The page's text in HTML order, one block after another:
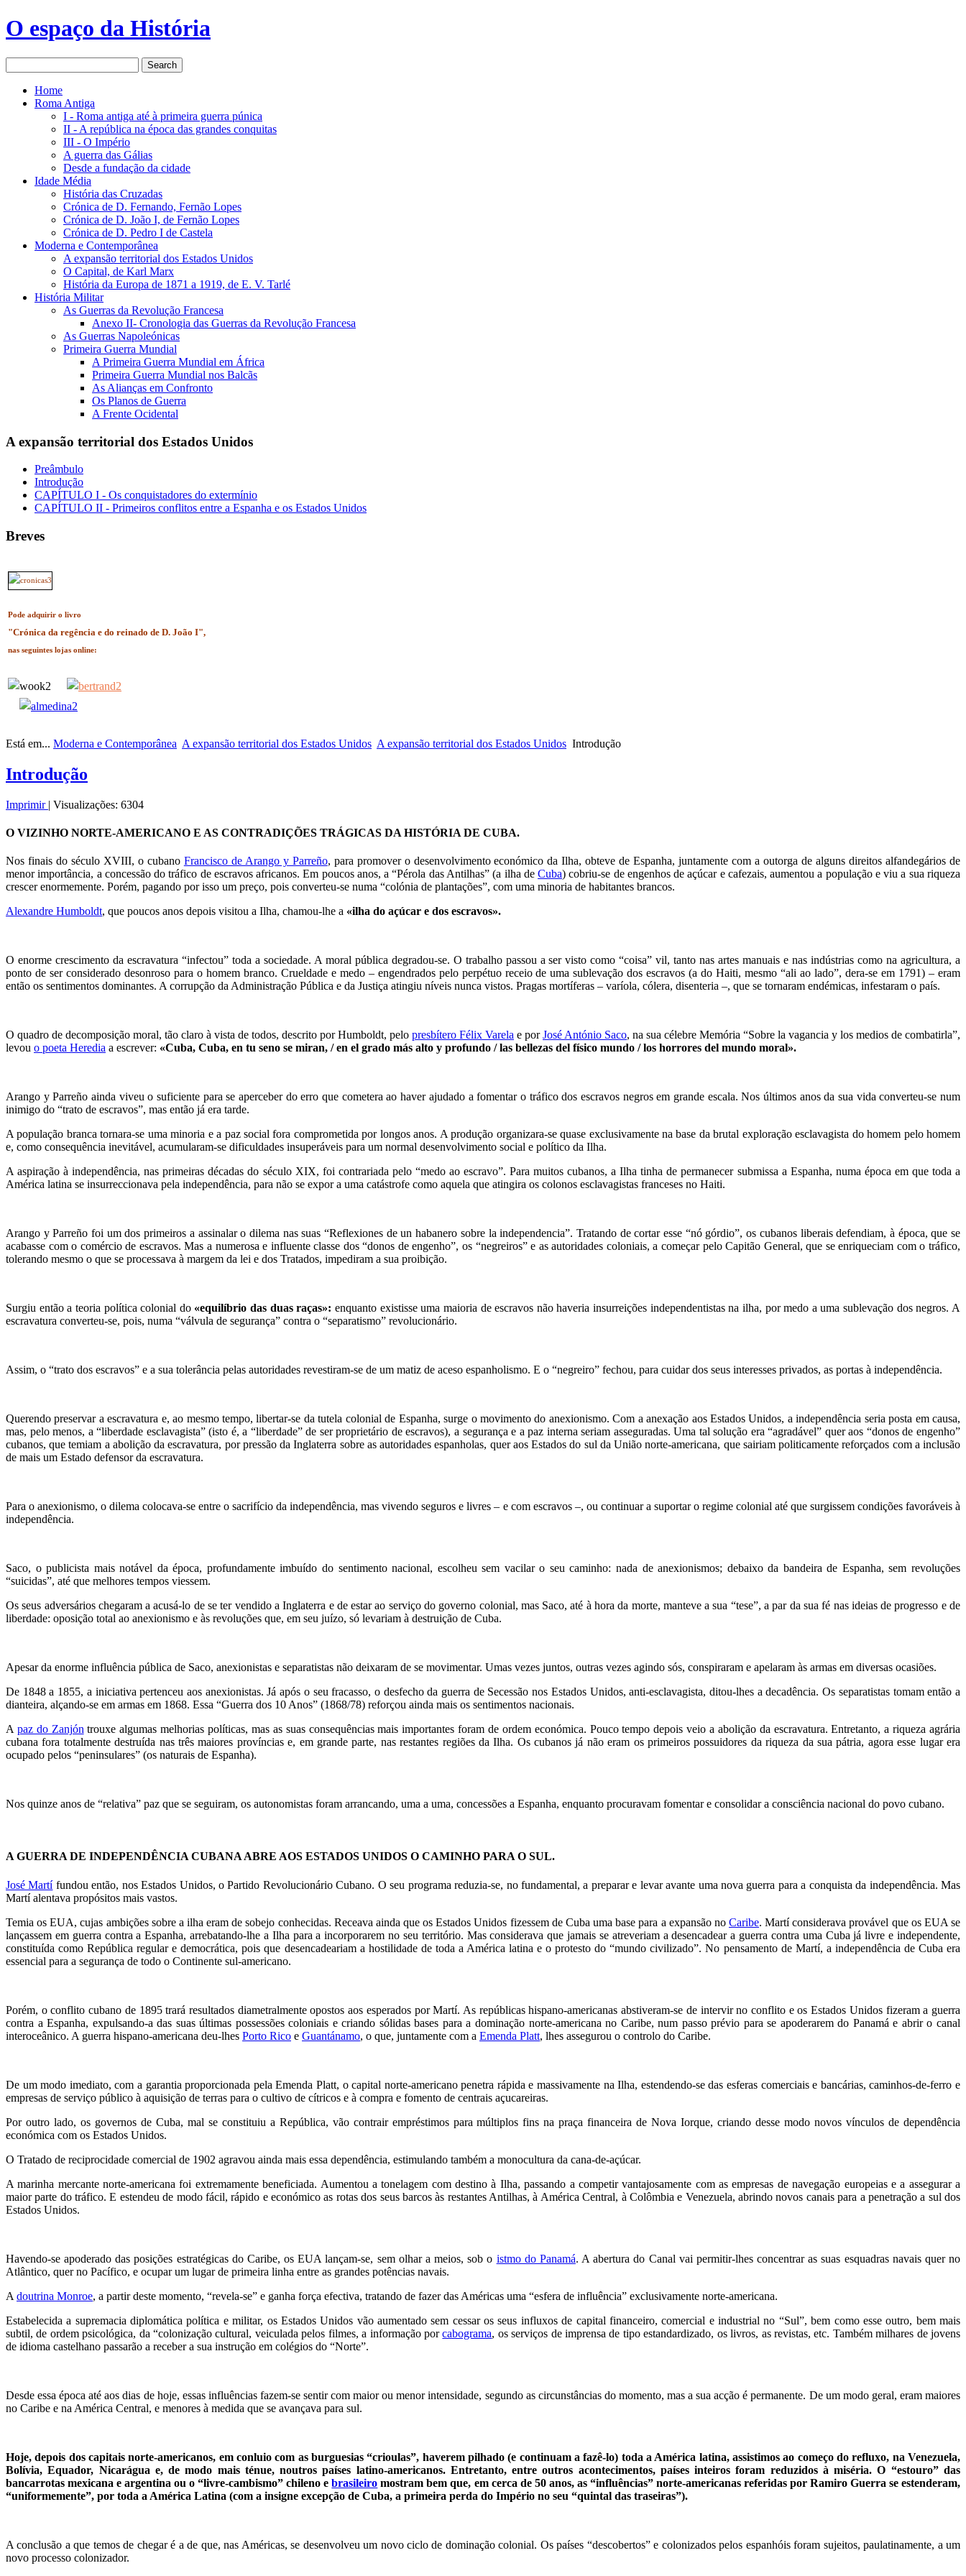
O espaço da História
Home
Roma Antiga
I - Roma antiga até à primeira guerra púnica
II - A república na época das grandes conquitas
III - O Império
A guerra das Gálias
Desde a fundação da cidade
Idade Média
História das Cruzadas
Crónica de D. Fernando, Fernão Lopes
Crónica de D. João I, de Fernão Lopes
Crónica de D. Pedro I de Castela
Moderna e Contemporânea
A expansão territorial dos Estados Unidos
O Capital, de Karl Marx
História da Europa de 1871 a 1919, de E. V. Tarlé
História Militar
As Guerras da Revolução Francesa
Anexo II- Cronologia das Guerras da Revolução Francesa
As Guerras Napoleónicas
Primeira Guerra Mundial
A Primeira Guerra Mundial em África
Primeira Guerra Mundial nos Balcãs
As Alianças em Confronto
Os Planos de Guerra
A Frente Ocidental
A expansão territorial dos Estados Unidos
Preâmbulo
Introdução
CAPÍTULO I - Os conquistadores do extermínio
CAPÍTULO II - Primeiros conflitos entre a Espanha e os Estados Unidos
Breves
Pode adquirir o livro
"Crónica da regência e do reinado de D. João I",
nas seguintes lojas online:
Está em... Moderna e Contemporânea A expansão territorial dos Estados Unidos A expansão territorial dos Estados Unidos Introdução
Introdução
Imprimir | Visualizações: 6304
O VIZINHO NORTE-AMERICANO E AS CONTRADIÇÕES TRÁGICAS DA HISTÓRIA DE CUBA.
Nos finais do século XVIII, o cubano Francisco de Arango y Parreño, para promover o desenvolvimento económico da Ilha, obteve de Espanha, juntamente com a outorga de alguns direitos alfandegários de
menor importância, a concessão do tráfico de escravos africanos. Em poucos anos, a “Pérola das Antilhas” (a ilha deCuba) cobriu-se de engenhos de açúcar e cafezais, aumentou a população e viu a sua riqueza
crescer enormemente. Porém, pagando por isso um preço, pois converteu-se numa “colónia de plantações”, com uma minoria de habitantes brancos.
Alexandre Humboldt, que poucos anos depois visitou a Ilha, chamou-lhe a «ilha do açúcar e dos escravos».
O enorme crescimento da escravatura “infectou” toda a sociedade. A moral pública degradou-se. O trabalho passou a ser visto como “coisa” vil, tanto nas artes manuais e nas indústrias como na agricultura, a
ponto de ser considerado desonroso para o homem branco. Crueldade e medo – engendrados pelo perpétuo receio de uma sublevação dos escravos (a do Haiti, mesmo “ali ao lado”, dera-se em 1791) – eram
então os sentimentos dominantes. A corrupção da Administração Pública e da Justiça atingiu níveis nunca vistos. Pragas mortíferas – varíola, cólera, disenteria –, que se tornaram endémicas, infestaram o país.
O quadro de decomposição moral, tão claro à vista de todos, descrito por Humboldt, pelo presbítero Félix Varela e porJosé António Saco, na sua célebre Memória “Sobre la vagancia y los medios de combatirla”,
levou o poeta Heredia a escrever: «Cuba, Cuba, en tu seno se miran, / en el grado más alto y profundo / las bellezas del físico mundo / los horrores del mundo moral».
Arango y Parreño ainda viveu o suficiente para se aperceber do erro que cometera ao haver ajudado a fomentar o tráfico dos escravos negros em grande escala. Nos últimos anos da sua vida converteu-se num
inimigo do “trato de escravos”, mas então já era tarde.
A população branca tornara-se uma minoria e a paz social fora comprometida por longos anos. A produção organizara-se quase exclusivamente na base da brutal exploração esclavagista do homem pelo homem
e, como consequência inevitável, acumularam-se dificuldades insuperáveis para um normal desenvolvimento social e político da Ilha.
A aspiração à independência, nas primeiras décadas do século XIX, foi contrariada pelo “medo ao escravo”. Para muitos cubanos, a Ilha tinha de permanecer submissa a Espanha, numa época em que toda a
América latina se insurreccionava pela independência, para não se expor a uma catástrofe como aquela que atingira os colonos esclavagistas franceses no Haiti.
Arango y Parreño foi um dos primeiros a assinalar o dilema nas suas “Reflexiones de un habanero sobre la independencia”. Tratando de cortar esse “nó górdio”, os cubanos liberais defendiam, à época, que se
acabasse com o comércio de escravos. Mas a numerosa e influente classe dos “donos de engenho”, os “negreiros” e as autoridades coloniais, a começar pelo Capitão General, que se enriqueciam com o tráfico,
tolerando mesmo o que se processava à margem da lei e dos Tratados, impediram a sua proibição.
Surgiu então a teoria política colonial do «equilíbrio das duas raças»: enquanto existisse uma maioria de escravos não haveria insurreições independentistas na ilha, por medo a uma sublevação dos negros. A
escravatura converteu-se, pois, numa “válvula de segurança” contra o “separatismo” revolucionário.
Assim, o “trato dos escravos” e a sua tolerância pelas autoridades revestiram-se de um matiz de aceso espanholismo. E o “negreiro” fechou, para cuidar dos seus interesses privados, as portas à independência.
Querendo preservar a escravatura e, ao mesmo tempo, libertar-se da tutela colonial de Espanha, surge o movimento do anexionismo. Com a anexação aos Estados Unidos, a independência seria posta em causa,
mas, pelo menos, a “liberdade esclavagista” (isto é, a “liberdade” de ser proprietário de escravos), a segurança e a paz interna seriam asseguradas. Uma tal solução era “agradável” quer aos “donos de engenho”
cubanos, que temiam a abolição da escravatura, por pressão da Inglaterra sobre as autoridades espanholas, quer aos Estados do sul da União norte-americana, que sairiam politicamente reforçados com a inclusão
de mais um Estado defensor da escravatura.
Para o anexionismo, o dilema colocava-se entre o sacrifício da independência, mas vivendo seguros e livres – e com escravos –, ou continuar a suportar o regime colonial até que surgissem condições favoráveis à
independência.
Saco, o publicista mais notável da época, profundamente imbuído do sentimento nacional, escolheu sem vacilar o seu caminho: nada de anexionismos; debaixo da bandeira de Espanha, sem revoluções
“suicidas”, até que melhores tempos viessem.
Os seus adversários chegaram a acusá-lo de se ter vendido a Inglaterra e de estar ao serviço do governo colonial, mas Saco, até à hora da morte, manteve a sua “tese”, a par da sua fé nas ideias de progresso e de
liberdade: oposição total ao anexionismo e às revoluções que, em seu juízo, só levariam à destruição de Cuba.
Apesar da enorme influência pública de Saco, anexionistas e separatistas não deixaram de se movimentar. Umas vezes juntos, outras vezes agindo sós, conspiraram e apelaram às armas em diversas ocasiões.
De 1848 a 1855, a iniciativa pertenceu aos anexionistas. Já após o seu fracasso, o desfecho da guerra de Secessão nos Estados Unidos, anti-esclavagista, ditou-lhes a decadência. Os separatistas tomam então a
dianteira, alçando-se em armas em 1868. Essa “Guerra dos 10 Anos” (1868/78) reforçou ainda mais os sentimentos nacionais.
A paz do Zanjón trouxe algumas melhorias políticas, mas as suas consequências mais importantes foram de ordem económica. Pouco tempo depois veio a abolição da escravatura. Entretanto, a riqueza agrária
cubana fora totalmente destruída nas três maiores províncias e, em grande parte, nas restantes regiões da Ilha. Os cubanos já não eram os primeiros possuidores da riqueza da sua pátria, agora esse lugar era
ocupado pelos “peninsulares” (os naturais de Espanha).
Nos quinze anos de “relativa” paz que se seguiram, os autonomistas foram arrancando, uma a uma, concessões a Espanha, enquanto procuravam fomentar e consolidar a consciência nacional do povo cubano.
A GUERRA DE INDEPENDÊNCIA CUBANA ABRE AOS ESTADOS UNIDOS O CAMINHO PARA O SUL.
José Martífundou então, nos Estados Unidos, o Partido Revolucionário Cubano. O seu programa reduzia-se, no fundamental, a preparar e levar avante uma nova guerra para a conquista da independência. Mas
Martí alentava propósitos mais vastos.
Temia os EUA, cujas ambições sobre a ilha eram de sobejo conhecidas. Receava ainda que os Estados Unidos fizessem de Cuba uma base para a expansão no Caribe. Martí considerava provável que os EUA se
lançassem em guerra contra a Espanha, arrebatando-lhe a Ilha para a incorporarem no seu território. Mas considerava que jamais se atreveriam a desencadear a guerra contra uma Cuba já livre e independente,
constituída como República regular e democrática, pois que desencadeariam a hostilidade de toda a América latina e o protesto do “mundo civilizado”. No pensamento de Martí, a independência de Cuba era
essencial para a segurança de todo o Continente sul-americano.
Porém, o conflito cubano de 1895 trará resultados diametralmente opostos aos esperados por Martí. As repúblicas hispano-americanas abstiveram-se de intervir no conflito e os Estados Unidos fizeram a guerra
contra a Espanha, expulsando-a das suas últimas possessões coloniais e criando sólidas bases para a dominação norte-americana no Caribe, num passo prévio para se apoderarem do Panamá e abrir o canal
interoceânico. A guerra hispano-americana deu-lhes Porto Rico e Guantánamo, o que, juntamente com a Emenda Platt, lhes assegurou o controlo do Caribe.
De um modo imediato, com a garantia proporcionada pela Emenda Platt, o capital norte-americano penetra rápida e massivamente na Ilha, estendendo-se das esferas comerciais e bancárias, caminhos-de-ferro e
empresas de serviço público à aquisição de terras para o cultivo de cítricos e à compra e fomento de centrais açucareiras.
Por outro lado, os governos de Cuba, mal se constituiu a República, vão contrair empréstimos para múltiplos fins na praça financeira de Nova Iorque, criando desse modo novos vínculos de dependência
económica com os Estados Unidos.
O Tratado de reciprocidade comercial de 1902 agravou ainda mais essa dependência, estimulando também a monocultura da cana-de-açúcar.
A marinha mercante norte-americana foi extremamente beneficiada. Aumentou a tonelagem com destino à Ilha, passando a competir vantajosamente com as empresas de navegação europeias e a assegurar a
maior parte do tráfico. E estendeu de modo fácil, rápido e económico as rotas dos seus barcos às restantes Antilhas, à América Central, à Colômbia e Venezuela, abrindo novos canais para a penetração a sul dos
Estados Unidos.
Havendo-se apoderado das posições estratégicas do Caribe, os EUA lançam-se, sem olhar a meios, sob o istmo do Panamá. A abertura do Canal vai permitir-lhes concentrar as suas esquadras navais quer no
Atlântico, quer no Pacífico, e ocupar um lugar de primeira linha entre as grandes potências navais.
A doutrina Monroe, a partir deste momento, “revela-se” e ganha força efectiva, tratando de fazer das Américas uma “esfera de influência” exclusivamente norte-americana.
Estabelecida a supremacia diplomática política e militar, os Estados Unidos vão aumentado sem cessar os seus influxos de capital financeiro, comercial e industrial no “Sul”, bem como esse outro, bem mais
subtil, de ordem psicológica, da “colonização cultural, veiculada pelos filmes, a informação porcabograma, os serviços de imprensa de tipo estandardizado, os livros, as revistas, etc. Também milhares de jovens
de idioma castelhano passarão a receber a sua instrução em colégios do “Norte”.
Desde essa época até aos dias de hoje, essas influências fazem-se sentir com maior ou menor intensidade, segundo as circunstâncias do momento, mas a sua acção é permanente. De um modo geral, eram maiores
no Caribe e na América Central, e menores à medida que se avançava para sul.
Hoje, depois dos capitais norte-americanos, em conluio com as burguesias “crioulas”, haverem pilhado (e continuam a fazê-lo) toda a América latina, assistimos ao começo do refluxo, na Venezuela,
Bolívia, Equador, Nicarágua e, de modo mais ténue, noutros países latino-americanos. Entretanto, entre outros acontecimentos, países inteiros foram reduzidos à miséria. O “estouro” das
bancarrotas mexicana e argentina ou o “livre-cambismo” chileno ebrasileiro mostram bem que, em cerca de 50 anos, as “influências” norte-americanas referidas por Ramiro Guerra se estenderam,
“uniformemente”, por toda a América Latina (com a insigne excepção de Cuba, a primeira perda do Império no seu “quintal das traseiras”).
A conclusão a que temos de chegar é a de que, nas Américas, se desenvolveu um novo ciclo de dominação colonial. Os países “descobertos” e colonizados pelos espanhóis foram sujeitos, paulatinamente, a um
novo processo colonizador.